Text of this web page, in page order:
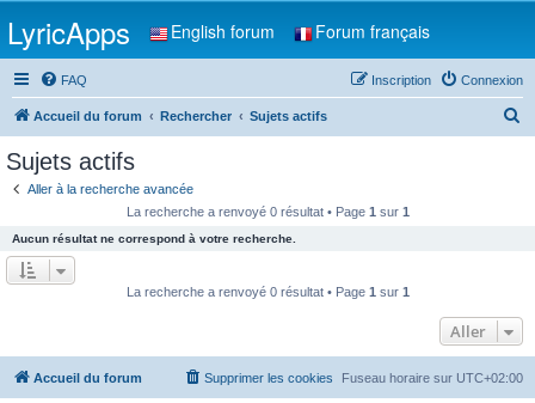
LyricApps English forum Forum français
FAQ Connexion
Inscription
Accueil du forum Rechercher Sujets actifs
e
r
Sujets actifs
Aller à la recherche avancée
La recherche a renvoyé 0 résultat • Page 1 sur 1
Aucun résultat ne correspond à votre recherche.
La recherche a renvoyé 0 résultat • Page 1 sur 1
Aller
Accueil du forum Fuseau horaire sur UTC+02:00
Supprimer les cookies